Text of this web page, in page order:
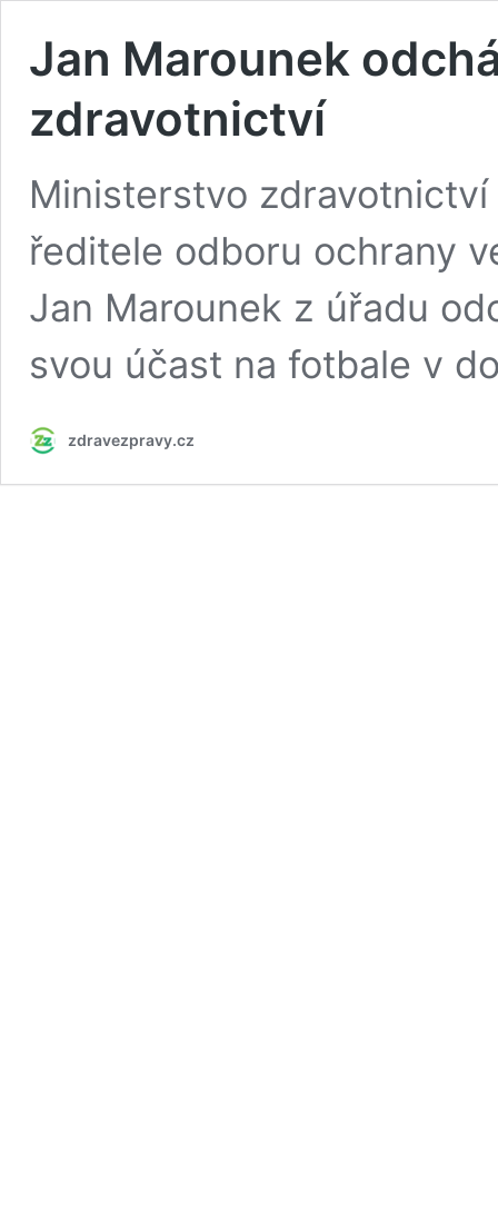
Jan Marounek
zdravotnictví
Ministerstvo
ředitele odboru ochrany
Jan Marounek z úřadu
svou účast na fotbale v
zdravezpravy.cz